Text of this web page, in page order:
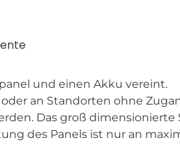
und einen Akku vereint.
an Standorten ohne
Das groß dimensionierte
des Panels ist nur an